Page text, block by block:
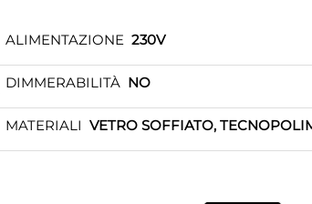
ALIMENTAZIONE 230V
DIMMERABILITÀ NO
MATERIALI VETRO SOFFIATO,